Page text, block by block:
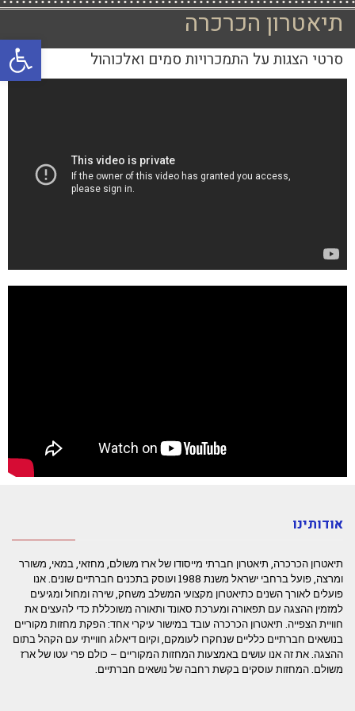
פתח
תיאטרון הכרכרה
סרטי הצגות על התמכרויות סמים ואלכוהול
אודותינו
תיאטרון הכרכרה, תיאטרון חברתי מייסודו של ארז משולם, מחזאי, במאי, משורר
ומרצה, פועל ברחבי ישראל משנת 1988 ועוסק בתכנים חברתיים שונים. אנו
פועלים לאורך השנים כתיאטרון מקצועי המשלב משחק, שירה ומחול ומגיעים
למזמין ההצגה עם תפאורה ומערכת סאונד ותאורה משוכללת כדי להעצים את
חוויית הצפייה. תיאטרון הכרכרה עובד במישור עיקרי אחד: הפקת מחזות מקוריים
בנושאים חברתיים כלליים שנחקרו לעומקם, וקיום דיאלוג חווייתי עם הקהל בתום
ההצגה. את זה אנו עושים באמצעות המחזות המקוריים – כולם פרי עטו של ארז
משולם. המחזות עוסקים בקשת רחבה של נושאים חברתיים.